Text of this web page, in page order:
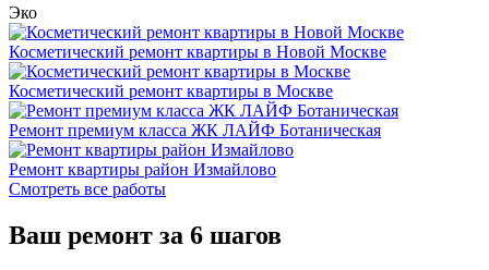
Эко
Косметический ремонт квартиры в Новой Москве
Косметический ремонт квартиры в Москве
Ремонт премиум класса ЖК ЛАЙФ Ботаническая
Ремонт квартиры район Измайлово
Смотреть все работы
Ваш ремонт за 6 шагов